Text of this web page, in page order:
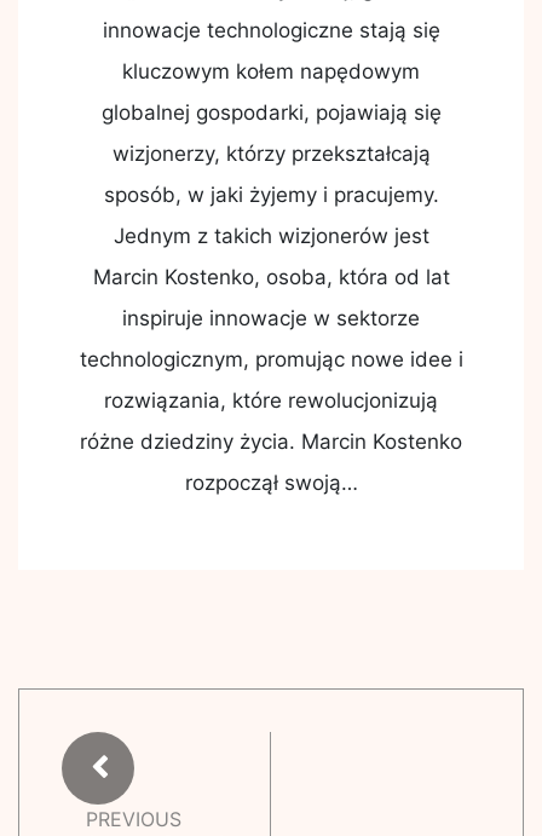
innowacje technologiczne stają się
kluczowym kołem napędowym
globalnej gospodarki, pojawiają się
wizjonerzy, którzy przekształcają
sposób, w jaki żyjemy i pracujemy.
Jednym z takich wizjonerów jest
Marcin Kostenko, osoba, która od lat
inspiruje innowacje w sektorze
technologicznym, promując nowe idee i
rozwiązania, które rewolucjonizują
różne dziedziny życia. Marcin Kostenko
rozpoczął swoją…
PREVIOUS